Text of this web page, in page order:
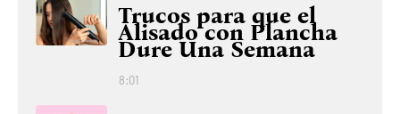
Trucos para que el
Alisado con Plancha
Dure Una Semana
8:01